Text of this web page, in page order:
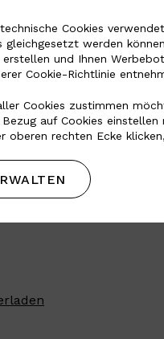
Cookies
gleichgesetzt werden
und Ihnen
Cookie-Richtlinie
Cookies zustimmen
auf Cookies
oberen rechten Ecke